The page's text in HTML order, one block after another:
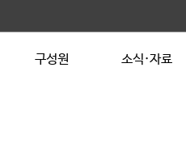
구성원 소식·자료